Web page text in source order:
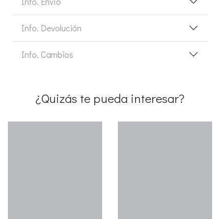
Info. Devolución
Info. Cambios
¿Quizás te pueda interesar?